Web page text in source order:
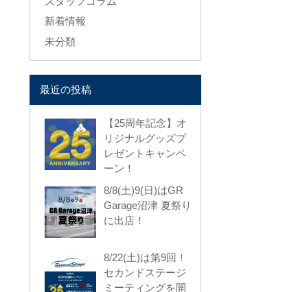
新着情報
未分類
最近の投稿
【25周年記念】オ
リジナルグッズプ
レゼントキャンペ
ーン！
8/8(土)9(日)はGR
Garage沼津 夏祭り
に出店！
8/22(土)は第9回！
セカンドステージ
ミーティングを開